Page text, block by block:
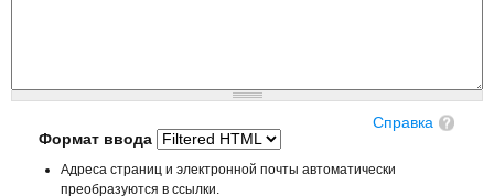
Справка
Формат ввода
Адреса страниц и электронной почты автоматически
преобразуются в ссылки.